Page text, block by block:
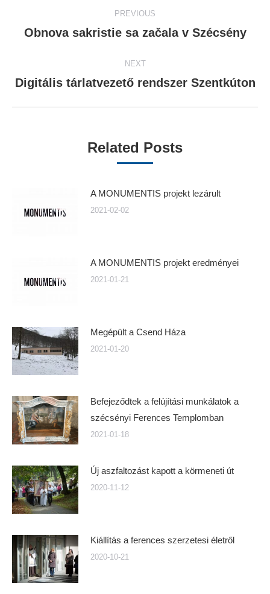
navigation
PREVIOUS
Previous
Obnova sakristie sa začala v Szécsény
NEXT
Next
Digitális tárlatvezető rendszer Szentkúton
Related Posts
A MONUMENTIS projekt lezárult
2021-02-02
A MONUMENTIS projekt eredményei
2021-01-21
Megépült a Csend Háza
2021-01-20
Befejeződtek a felújítási munkálatok a
szécsényi Ferences Templomban
2021-01-18
Új aszfaltozást kapott a körmeneti út
2020-11-12
Kiállítás a ferences szerzetesi életről
2020-10-21